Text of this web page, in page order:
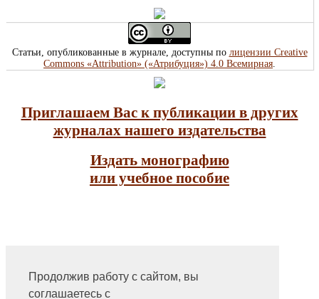
Продолжив работу с сайтом, вы
соглашаетесь с
Статьи, опубликованные в журнале, доступны по лицензии Creative
Commons «Attribution» («Атрибуция») 4.0 Всемирная.
Приглашаем Вас к публикации в других
журналах нашего издательства
Издать монографию
или учебное пособие
На главную